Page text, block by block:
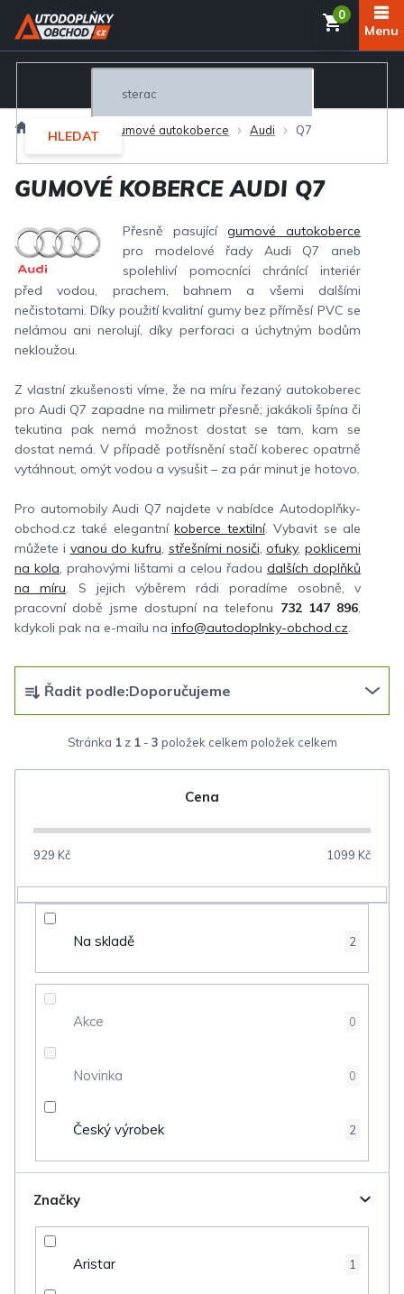
Přejít
obsah
HLEDAT
Interiér Gumové autokoberce Audi Q7
GUMOVÉ KOBERCE AUDI Q7
Přesně pasující gumové autokoberce
pro modelové řady Audi Q7 aneb
spolehliví pomocníci chránící interiér
před vodou, prachem, bahnem a všemi dalšími
nečistotami. Díky použití kvalitní gumy bez příměsí PVC se
nelámou ani nerolují, díky perforaci a úchytným bodům
nekloužou.
Z vlastní zkušenosti víme, že na míru řezaný autokoberec
pro Audi Q7 zapadne na milimetr přesně; jakákoli špína či
tekutina pak nemá možnost dostat se tam, kam se
dostat nemá. V případě potřísnění stačí koberec opatrně
vytáhnout, omýt vodou a vysušit – za pár minut je hotovo.
Pro automobily Audi Q7 najdete v nabídce Autodoplňky-
obchod.cz také elegantníkoberce textilní. Vybavit se ale
můžete i vanou do kufru, střešními nosiči,ofuky, poklicemi
na kola, prahovými lištami a celou řadou dalších doplňků
na míru. S jejich výběrem rádi poradíme osobně, v
pracovní době jsme dostupní na telefonu 732 147 896,
kdykoli pak na e-mailu na info@autodoplnky-obchod.cz.
Stránka 1z 1- 3 položek celkem
a
e
o
Řadit podle:Doporučujeme
Cena
929 Kč 1099 Kč
Na skladě 2
Akce 0
Novinka 0
Český výrobek 2
Značky
Aristar 1